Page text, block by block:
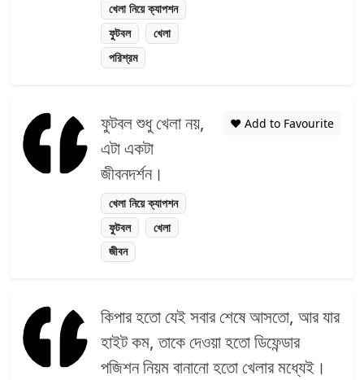
খেলা নিয়ে ক্যাপশন
ফুটবল
খেলা
পরিশ্রম
ফুটবল শুধু খেলা নয়,
এটা একটা
জীবনদর্শন।
খেলা নিয়ে ক্যাপশন
ফুটবল
খেলা
জীবন
❤️ Add to Favourite
কিপার হতো যেই সবার শেষে আসতো, আর যার
হাইট কম, তাকে দেওয়া হতো ডিফেন্ডার
পজিশন নিয়ম বানানো হতো খেলার মধ্যেই।